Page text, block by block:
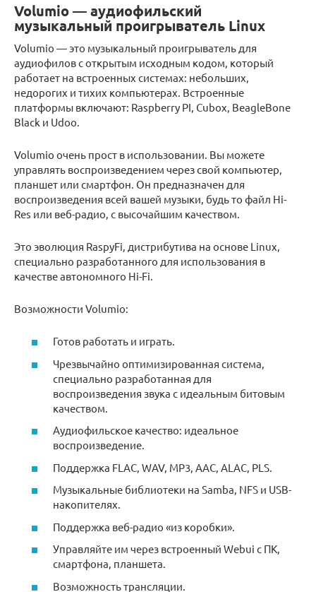
Volumio — аудиофильский
музыкальный проигрыватель Linux
Volumio — это музыкальный проигрыватель для
аудиофилов с открытым исходным кодом, который
работает на встроенных системах: небольших,
недорогих и тихих компьютерах. Встроенные
платформы включают: Raspberry PI, Cubox, BeagleBone
Black и Udoo.
Volumio очень прост в использовании. Вы можете
управлять воспроизведением через свой компьютер,
планшет или смартфон. Он предназначен для
воспроизведения всей вашей музыки, будь то файл Hi-
Res или веб-радио, с высочайшим качеством.
Это эволюция RaspyFi, дистрибутива на основе Linux,
специально разработанного для использования в
качестве автономного Hi-Fi.
Возможности Volumio:
Готов работать и играть.
Чрезвычайно оптимизированная система,
специально разработанная для
воспроизведения звука с идеальным битовым
качеством.
Аудиофильское качество: идеальное
воспроизведение.
Поддержка FLAC, WAV, MP3, AAC, ALAC, PLS.
Музыкальные библиотеки на Samba, NFS и USB-
накопителях.
Поддержка веб-радио «из коробки».
Управляйте им через встроенный Webui с ПК,
смартфона, планшета.
Возможность трансляции.